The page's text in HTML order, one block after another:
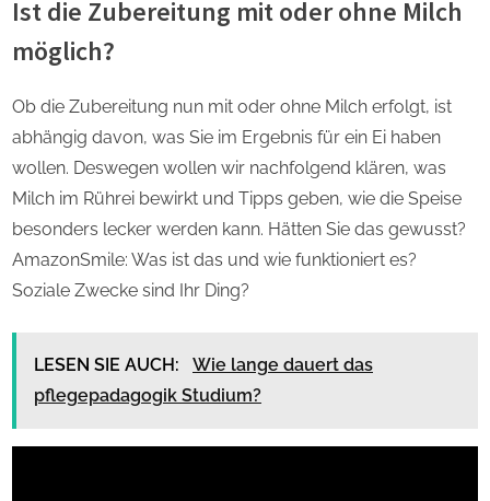
Ist die Zubereitung mit oder ohne Milch
möglich?
Ob die Zubereitung nun mit oder ohne Milch erfolgt, ist
abhängig davon, was Sie im Ergebnis für ein Ei haben
wollen. Deswegen wollen wir nachfolgend klären, was
Milch im Rührei bewirkt und Tipps geben, wie die Speise
besonders lecker werden kann. Hätten Sie das gewusst?
AmazonSmile: Was ist das und wie funktioniert es?
Soziale Zwecke sind Ihr Ding?
LESEN SIE AUCH:
Wie lange dauert das
pflegepadagogik Studium?